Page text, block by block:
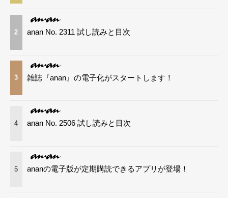
2 anan No. 2311 試し読みと目次
3 雑誌『anan』の電子化がスタートします！
4 anan No. 2506 試し読みと目次
5 ananの電子版が定期購読できるアプリが登場！